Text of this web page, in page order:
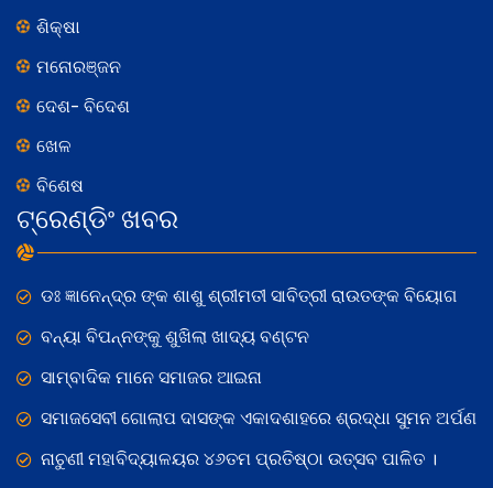
ଶିକ୍ଷା
ମନୋରଞ୍ଜନ
ଦେଶ- ବିଦେଶ
ଖେଳ
ବିଶେଷ
ଟ୍ରେଣ୍ଡିଂ ଖବର
ଡଃ ଜ୍ଞାନେନ୍ଦ୍ର ଙ୍କ ଶାଶୁ ଶ୍ରୀମତୀ ସାବିତ୍ରୀ ରାଉତଙ୍କ ବିୟୋଗ
ବନ୍ୟା ବିପନ୍ନଙ୍କୁ ଶୁଖିଲା ଖାଦ୍ୟ ବଣ୍ଟନ
ସାମ୍ବାଦିକ ମାନେ ସମାଜର ଆଇନା
ସମାଜସେବୀ ଗୋଲାପ ଦାସଙ୍କ ଏକାଦଶାହରେ ଶ୍ରଦ୍ଧା ସୁମନ ଅର୍ପଣ
ନାଚୁଣୀ ମହାବିଦ୍ୟାଳୟର ୪୬ତମ ପ୍ରତିଷ୍ଠା ଉତ୍ସବ ପାଳିତ ।